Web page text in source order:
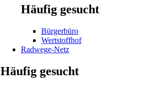
Häufig gesucht
Bürgerbüro
Wertstoffhof
Radwege-Netz
Häufig gesucht